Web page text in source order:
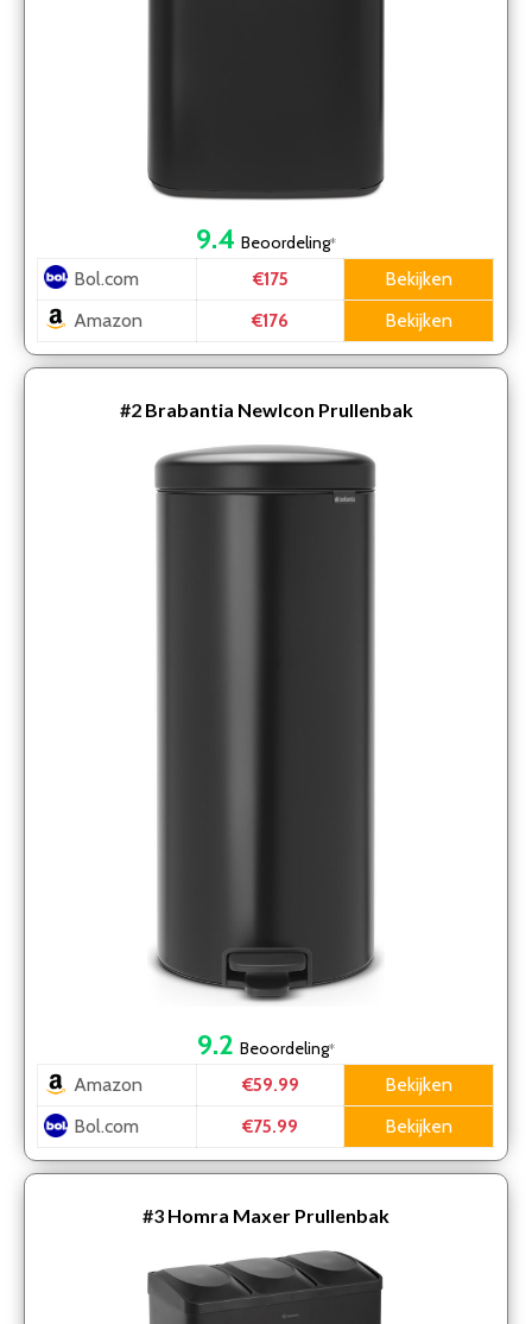
9.4 Beoordeling*
Bol.com €175
Bekijken
Amazon
€176 Bekijken
#2 Brabantia NewIcon Prullenbak
9.2 Beoordeling*
Amazon €59.99
Bekijken
Bol.com
€75.99 Bekijken
#3 Homra Maxer Prullenbak